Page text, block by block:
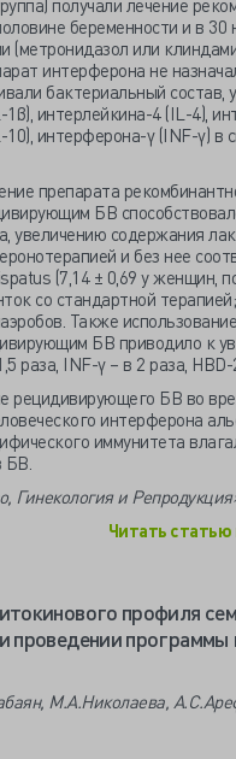
получали лечение
беременности и в
(метронидазол или
интерферона не
бактериальный состав,
интерлейкина-4 (IL-4),
интерферона-γ (INF-γ) в
препарата
БВ
увеличению содержания
и без нее
(7,14 ± 0,69 у женщин,
со стандартной
Также
БВ приводило к
раза, INF-γ – в 2 раза,
рецидивирующего БВ во
интерферона
иммунитета
БВ.
Гинекология и
Читать
профиля
проведении
М.А.Николаева,